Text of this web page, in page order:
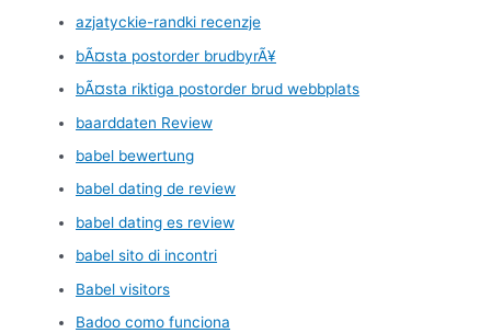
azjatyckie-randki recenzje
bÃ¤sta postorder brudbyrÃ¥
bÃ¤sta riktiga postorder brud webbplats
baarddaten Review
babel bewertung
babel dating de review
babel dating es review
babel sito di incontri
Babel visitors
Badoo como funciona